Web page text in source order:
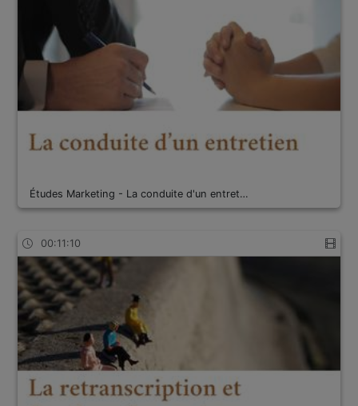
Études Marketing - La conduite d'un entret…
00:11:10